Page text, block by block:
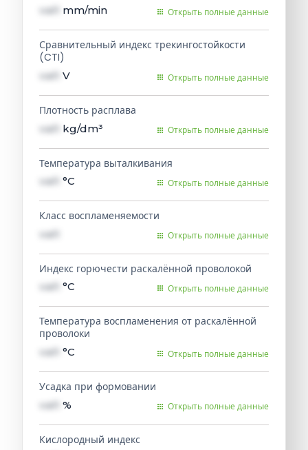
val1 mm/min Открыть полные данные
Сравнительный индекс трекингостойкости
(CTI)
val1 V Открыть полные данные
Плотность расплава
val1 kg/dm³ Открыть полные данные
Температура выталкивания
val1 °C Открыть полные данные
Класс воспламеняемости
val1 Открыть полные данные
Индекс горючести раскалённой проволокой
val1 °C Открыть полные данные
Температура воспламенения от раскалённой
проволоки
val1 °C Открыть полные данные
Усадка при формовании
val1 % Открыть полные данные
Кислородный индекс